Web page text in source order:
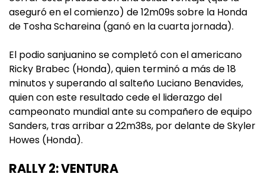
aseguró en el comienzo) de 12m09s sobre la Honda
de Tosha Schareina (ganó en la cuarta jornada).
El podio sanjuanino se completó con el americano
Ricky Brabec (Honda), quien terminó a más de 18
minutos y superando al salteño Luciano Benavides,
quien con este resultado cede el liderazgo del
campeonato mundial ante su compañero de equipo
Sanders, tras arribar a 22m38s, por delante de Skyler
Howes (Honda).
RALLY 2: VENTURA